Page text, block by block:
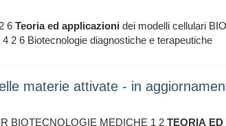
6 Teoria ed applicazioni dei modelli cellulari
2 6 Biotecnologie diagnostiche e terapeutiche
materie attivate - in
BIOTECNOLOGIE MEDICHE 1 2 TEORIA ED